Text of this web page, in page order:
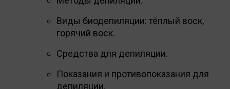
Виды биодепиляции: тёплый воск,
горячий воск.
Средства для депиляции.
Показания и противопоказания для
депиляции.